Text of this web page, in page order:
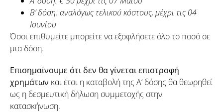
Β’ δόση: αναλόγως τελικού κόστους, μέχρι τις 04
Ιουνίου
Όσοι επιθυμείτε μπορείτε να εξοφλήσετε όλο το ποσό σε
μια δόση.
Επισημαίνουμε ότι δεν θα γίνεται επιστροφή
χρημάτων και έτσι η καταβολή της Α’ δόσης θα θεωρηθεί
ως η δεσμευτική δήλωση συμμετοχής στην
κατασκήνωση.